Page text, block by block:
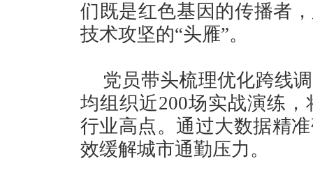
们既是红色基因的传播者
技术攻坚的“头雁”。
党员带头梳理优化跨线
均组织近200场实战演练
行业高点。通过大数据精
效缓解城市通勤压力。